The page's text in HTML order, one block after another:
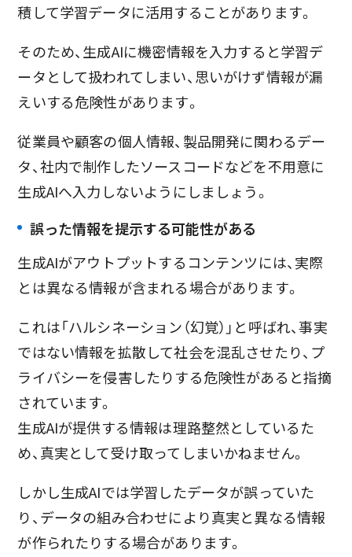
積して学習データに活用することがあります。
そのため、生成AIに機密情報を入力すると学習デ
ータとして扱われてしまい、思いがけず情報が漏
えいする危険性があります。
従業員や顧客の個人情報、製品開発に関わるデー
タ、社内で制作したソースコードなどを不用意に
生成AIへ入力しないようにしましょう。
誤った情報を提示する可能性がある
生成AIがアウトプットするコンテンツには、実際
とは異なる情報が含まれる場合があります。
これは「ハルシネーション（幻覚）」と呼ばれ、事実
ではない情報を拡散して社会を混乱させたり、プ
ライバシーを侵害したりする危険性があると指摘
されています。
生成AIが提供する情報は理路整然としているた
め、真実として受け取ってしまいかねません。
しかし生成AIでは学習したデータが誤っていた
り、データの組み合わせにより真実と異なる情報
が作られたりする場合があります。